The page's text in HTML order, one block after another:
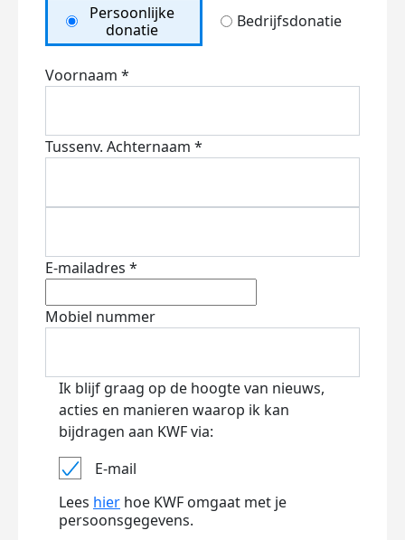
Persoonlijke
donatie
Bedrijfsdonatie
Voornaam *
Tussenv. Achternaam *
E-mailadres *
Mobiel nummer
Ik blijf graag op de hoogte van nieuws,
acties en manieren waarop ik kan
bijdragen aan KWF via:
E-mail
Lees hier hoe KWF omgaat met je
persoonsgegevens.